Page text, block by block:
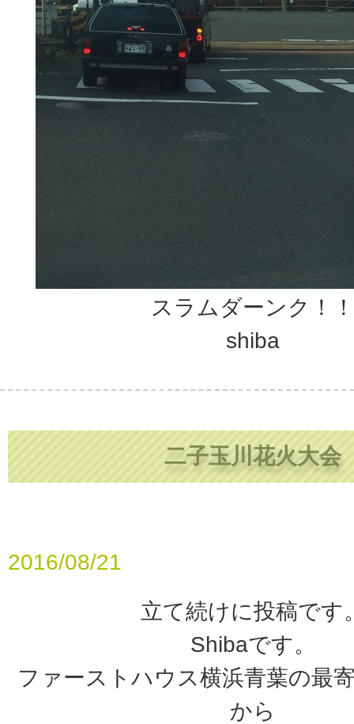
スラムダーンク！！
shiba
二子玉川花火大会
2016/08/21
立て続けに投稿です
Shibaです。
ファーストハウス横浜青葉の最
から